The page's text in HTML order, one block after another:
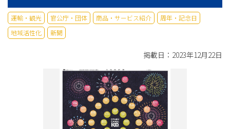
運輸・観光 官公庁・団体 商品・サービス紹介
周年・記念日
地域活性化
新聞
掲載日：2023年12月22日